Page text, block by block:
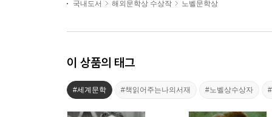
국내도서 해외문학상 수상작 노벨문학상
이 상품의 태그
#세계문학 #책읽어주는나의서재 #노벨상수상자